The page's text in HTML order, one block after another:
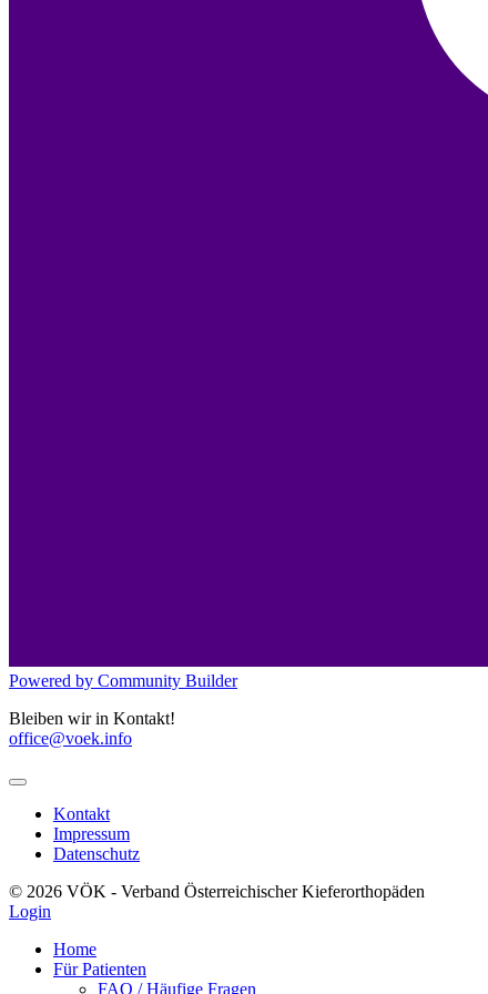
Powered by Community Builder
Bleiben wir in Kontakt!
office@voek.info
Kontakt
Impressum
Datenschutz
© 2026 VÖK - Verband Österreichischer Kieferorthopäden
Login
Home
Für Patienten
FAQ / Häufige Fragen